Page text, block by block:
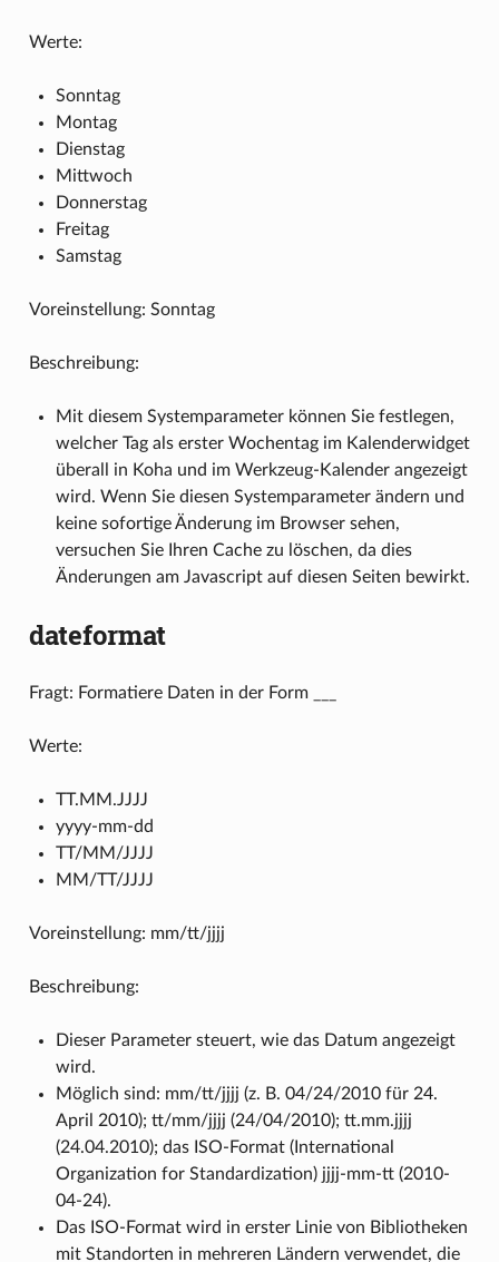
Werte:
Sonntag
Montag
Dienstag
Mittwoch
Donnerstag
Freitag
Samstag
Voreinstellung: Sonntag
Beschreibung:
Mit diesem Systemparameter können Sie festlegen,
welcher Tag als erster Wochentag im Kalenderwidget
überall in Koha und im Werkzeug-Kalender angezeigt
wird. Wenn Sie diesen Systemparameter ändern und
keine sofortige Änderung im Browser sehen,
versuchen Sie Ihren Cache zu löschen, da dies
Änderungen am Javascript auf diesen Seiten bewirkt.
dateformat
Fragt: Formatiere Daten in der Form ___
Werte:
TT.MM.JJJJ
yyyy-mm-dd
TT/MM/JJJJ
MM/TT/JJJJ
Voreinstellung: mm/tt/jjjj
Beschreibung:
Dieser Parameter steuert, wie das Datum angezeigt
wird.
Möglich sind: mm/tt/jjjj (z. B. 04/24/2010 für 24.
April 2010); tt/mm/jjjj (24/04/2010); tt.mm.jjjj
(24.04.2010); das ISO-Format (International
Organization for Standardization) jjjj-mm-tt (2010-
04-24).
Das ISO-Format wird in erster Linie von Bibliotheken
mit Standorten in mehreren Ländern verwendet, die